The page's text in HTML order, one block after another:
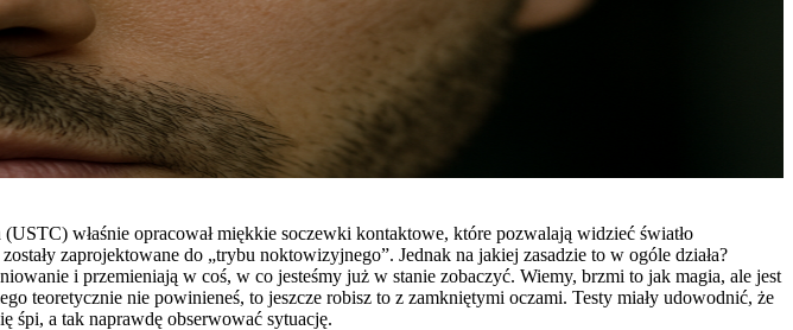
właśnie opracował miękkie soczewki kontaktowe, które pozwalają widzieć światło
zaprojektowane do „trybu noktowizyjnego”. Jednak na jakiej zasadzie to w ogóle działa?
i przemieniają w coś, w co jesteśmy już w stanie zobaczyć. Wiemy, brzmi to jak magia, ale jest
teoretycznie nie powinieneś, to jeszcze robisz to z zamkniętymi oczami. Testy miały udowodnić, że
śpi, a tak naprawdę obserwować sytuację.